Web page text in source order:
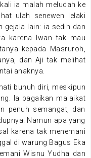
ia malah meludah ke
ulah senewen lelaki
gejala lain: ia sedih dan
karena Iwan tak mau
kepada Masruroh,
dan Aji tak melihat
anaknya.
bunuh diri, meskipun
Ia bagaikan malaikat
penuh semangat, dan
Namun apa yang
karena tak menemani
di warung Bagus Eka
Wisnu Yudha dan